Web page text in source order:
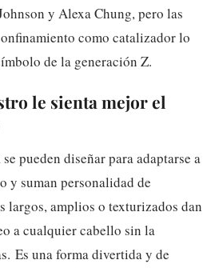
y Alexa Chung, pero las
como catalizador lo
de la generación Z.
le sienta mejor el
pueden diseñar para adaptarse a
y suman personalidad de
largos, amplios o texturizados dan
a cualquier cabello sin la
Es una forma divertida y de